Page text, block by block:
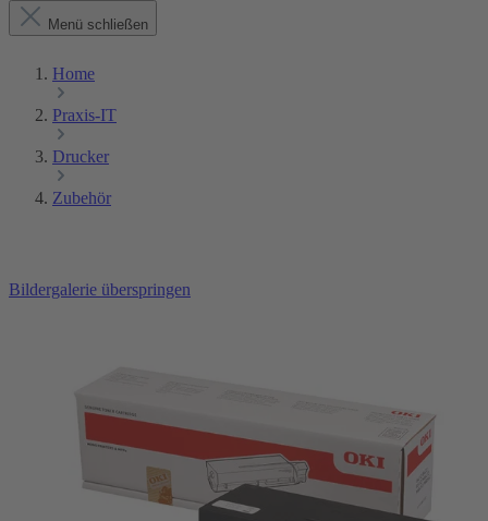
Menü schließen
Home
Praxis-IT
Drucker
Zubehör
Bildergalerie überspringen